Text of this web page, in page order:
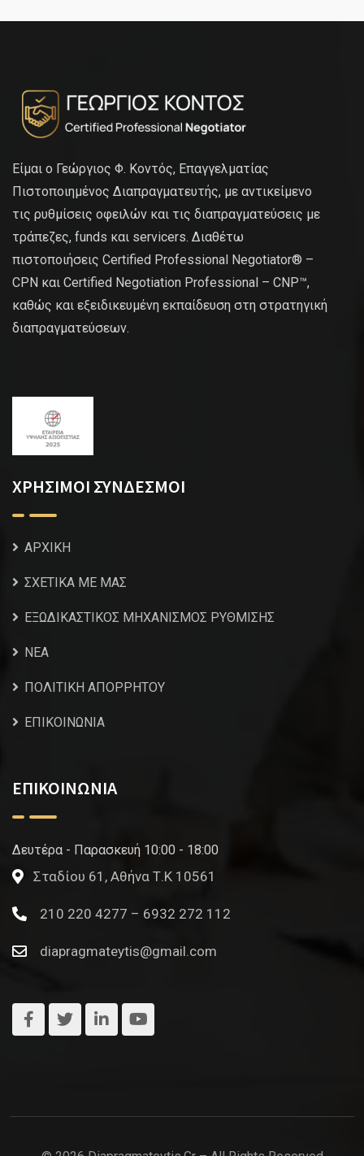
Είμαι ο Γεώργιος Φ. Κοντός, Επαγγελματίας
Πιστοποιημένος Διαπραγματευτής, με αντικείμενο
τις ρυθμίσεις οφειλών και τις διαπραγματεύσεις με
τράπεζες, funds και servicers. Διαθέτω
πιστοποιήσεις Certified Professional Negotiator® –
CPN και Certified Negotiation Professional – CNP™,
καθώς και εξειδικευμένη εκπαίδευση στη στρατηγική
διαπραγματεύσεων.
ΧΡΗΣΙΜΟΙ ΣΥΝΔΕΣΜΟΙ
ΑΡΧΙΚΗ
ΣΧΕΤΙΚΑ ΜΕ ΜΑΣ
ΕΞΩΔΙΚΑΣΤΙΚΟΣ ΜΗΧΑΝΙΣΜΟΣ ΡΥΘΜΙΣΗΣ
NEA
ΠΟΛΙΤΙΚΗ ΑΠΟΡΡΗΤΟΥ
ΕΠΙΚΟΙΝΩΝΙΑ
ΕΠΙΚΟΙΝΩΝΙΑ
Δευτέρα - Παρασκευή 10:00 - 18:00
Σταδίου 61, Αθήνα Τ.Κ 10561
210 220 4277 – 6932 272 112
diapragmateytis@gmail.com